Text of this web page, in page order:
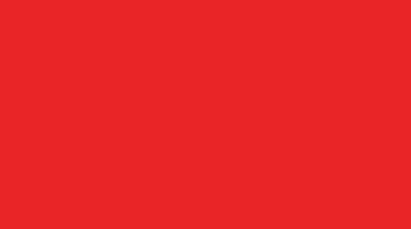
de mirar al pasado. Con el video especial,
el futuro, anticipando ese
viva la emoción de los fans. Si eres uno
desde el principio o si te has unido a la
el momento perfecto para revivir esos
viene. ¡No podemos esperar a ver qué nos
etapa!